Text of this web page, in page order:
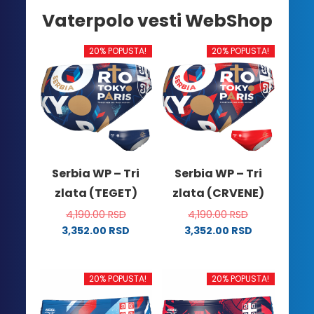
Vaterpolo vesti WebShop
20% POPUSTA!
Serbia WP – Tri
zlata (TEGET)
4,190.00RSD
3,352.00 RSD
ima
varijanti.
20% POPUSTA!
Serbia WP – Tri
zlata (CRVENE)
4,190.00RSD
3,352.00 RSD
ima
varijanti.
20% POPUSTA! 20% POPUSTA!